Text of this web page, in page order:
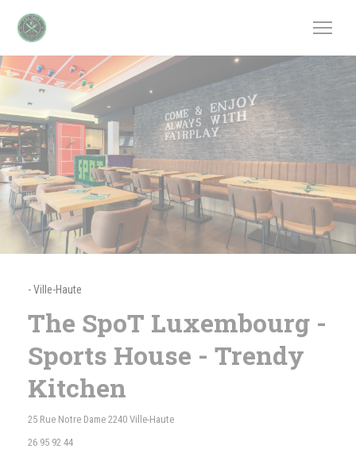
-Ville-Haute
The SpoT Luxembourg -
Sports House - Trendy
Kitchen
25 Rue Notre Dame 2240 Ville-Haute((abre numa nova janela))
26 95 92 44